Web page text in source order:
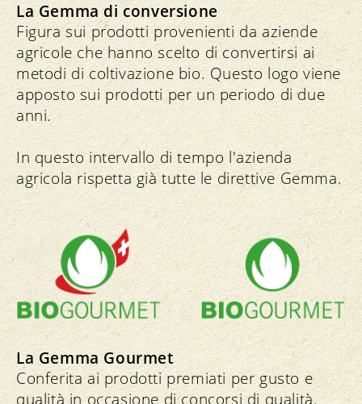
La Gemma di conversione
Figura sui prodotti provenienti da aziende
agricole che hanno scelto di convertirsi ai
metodi di coltivazione bio. Questo logo viene
apposto sui prodotti per un periodo di due
anni.
In questo intervallo di tempo l'azienda
agricola rispetta già tutte le direttive Gemma.
La Gemma Gourmet
Conferita ai prodotti premiati per gusto e
qualità in occasione di concorsi di qualità.